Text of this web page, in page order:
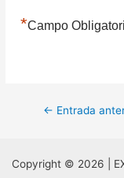
*Campo
entradas
← Entrada
Copyright © 2026 |